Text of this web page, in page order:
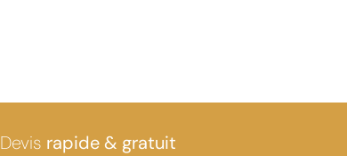
Devis rapide & gratuit